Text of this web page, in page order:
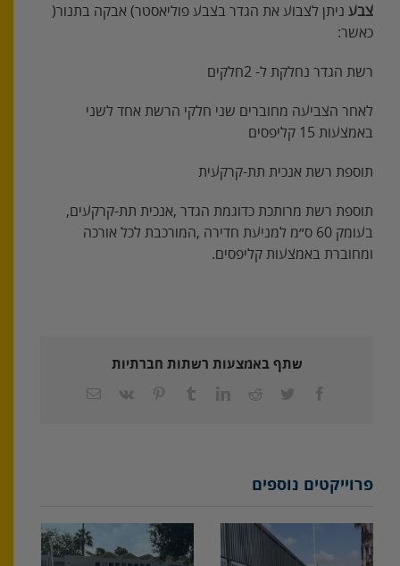
צבע
‭ ‬ניתן‭ ‬לצבוע‭ ‬את‭ ‬הגדר‭ ‬בצבע‭ ‬פוליאסטר‭ (‬אבקה‭ ‬בתנור‭)
‬כאשר‭:‬
רשת‭ ‬הגדר‭ ‬נחלקת‭ ‬ל-2‭ ‬חלקים
‬באמצעות‭ ‬15‭ ‬קליפסים
תוספת‭ ‬רשת‭ ‬אנכית‭ ‬תת‭-‬קרקעית
תוספת‭ ‬רשת‭ ‬מרותכת‭ ‬כדוגמת‭ ‬הגדר‭, ‬אנכית‭ ‬תת‭-‬קרקעים‭,
‬ומחוברת‭ ‬באמצעות‭ ‬קליפסים‭.‬
שתף באמצעות רשתות חברתיות
Facebook
Twitter
Reddit
LinkedIn
Tumblr
Pinterest
כתובת
פרוייקטים נוספים